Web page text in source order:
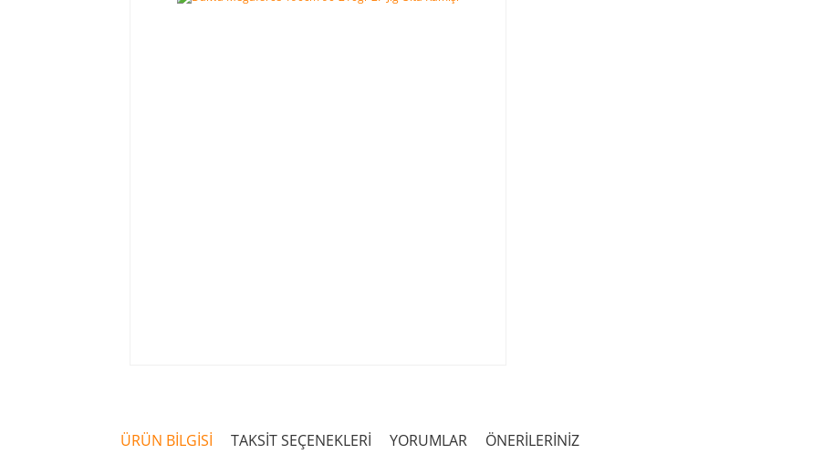
ÜRÜN BİLGİSİ TAKSİT SEÇENEKLERİ YORUMLAR ÖNERİLERİNİZ